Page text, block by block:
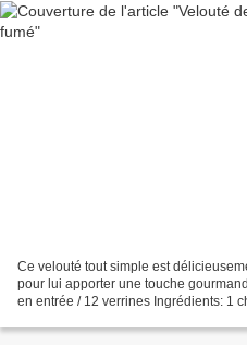
Ce velouté tout simple est
pour lui apporter une touche
en entrée / 12 verrines Ingrédients: 1